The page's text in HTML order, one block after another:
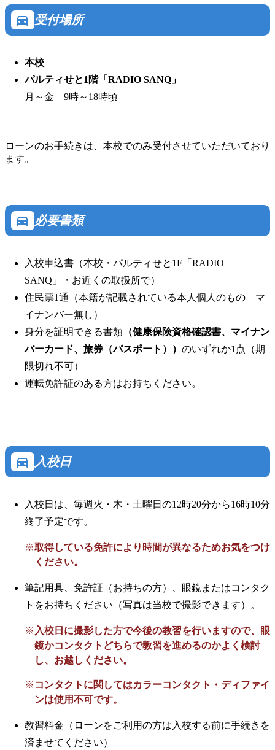
directions_car 受付場所
本校
パルティせと1階「RADIO SANQ」
月～金 9時～18時頃
ローンのお手続きは、本校でのみ受付させていただいており
ます。
directions_car 必要書類
入校申込書（本校・パルティせと1F「RADIO
SANQ」・お近くの取扱所で）
住民票1通（本籍が記載されている本人個人のもの マ
イナンバー無し）
身分を証明できる書類 （健康保険資格確認書、マイナン
バーカード、旅券（パスポート）） のいずれか1点（期
限切れ不可）
運転免許証のある方はお持ちください。
directions_car 入校日
入校日は、毎週火・木・土曜日の12時20分から16時10分
終了予定です。
取得している免許により時間が異なるためお気をつけ
ください。
筆記用具、免許証（お持ちの方）、眼鏡またはコンタク
トをお持ちください（写真は当校で撮影できます）。
入校日に撮影した方で今後の教習を行いますので、眼
鏡かコンタクトどちらで教習を進めるのかよく検討
し、お越しください。
コンタクトに関してはカラーコンタクト・ディファイ
ンは使用不可です。
教習料金（ローンをご利用の方は入校する前に手続きを
済ませてください）